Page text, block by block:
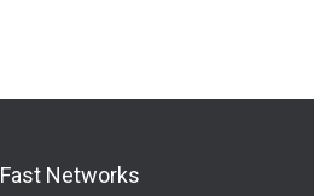
Fast Networks